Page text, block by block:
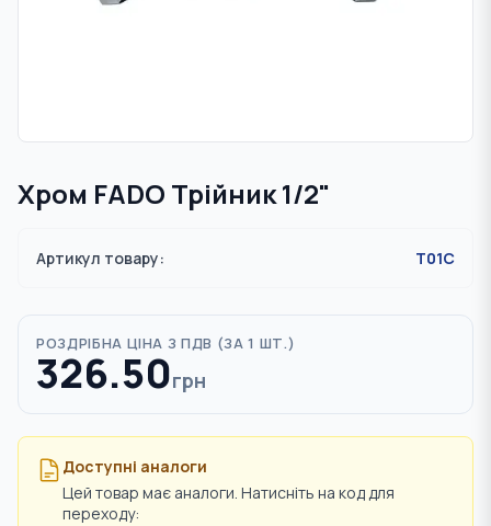
Хром FADO Трійник 1/2"
Артикул товару: T01C
РОЗДРІБНА ЦІНА З ПДВ (ЗА 1 ШТ.)
326.50грн
Доступні аналоги
Цей товар має аналоги. Натисніть на код для
переходу: